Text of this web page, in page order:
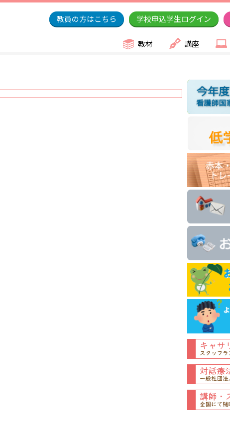
教員の方はこちら 学校申込学生ログイン
教材 講座